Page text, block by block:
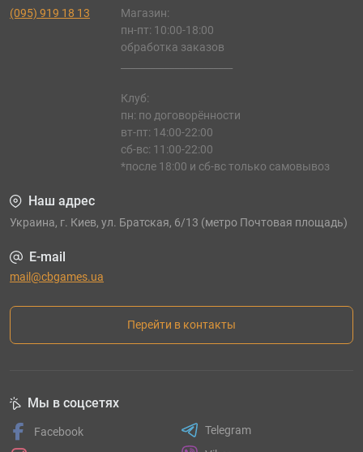
(095) 919 18 13
Магазин:
пн-пт: 10:00-18:00
обработка заказов
Клуб:
пн: по договорённости
вт-пт: 14:00-22:00
сб-вс: 11:00-22:00
*после 18:00 и сб-вс только самовывоз
Наш адрес
Украина, г. Киев, ул. Братская, 6/13 (метро Почтовая площадь)
E-mail
mail@cbgames.ua
Перейти в контакты
Мы в соцсетях
Facebook
Telegram